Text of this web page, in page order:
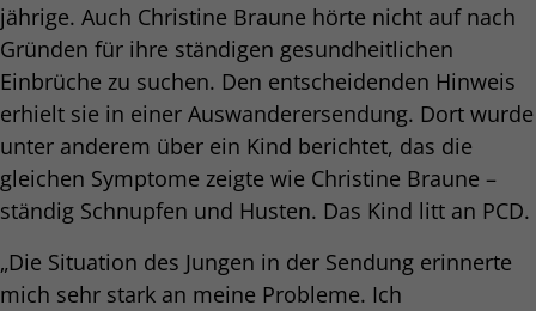
jährige. Auch Christine Braune hörte nicht auf nach
Gründen für ihre ständigen gesundheitlichen
Einbrüche zu suchen. Den entscheidenden Hinweis
erhielt sie in einer Auswanderersendung. Dort wurde
unter anderem über ein Kind berichtet, das die
gleichen Symptome zeigte wie Christine Braune –
ständig Schnupfen und Husten. Das Kind litt an PCD.
„Die Situation des Jungen in der Sendung erinnerte
mich sehr stark an meine Probleme. Ich